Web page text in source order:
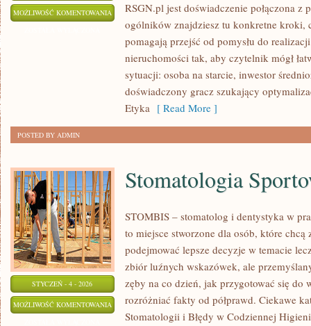
MOŻLIWOŚĆ KOMENTOWANIA NEGOCJACJE
CENOWE
RSGN.pl jest doświadczenie połączona z
ogólników znajdziesz tu konkretne kroki,
pomagają przejść od pomysłu do
nieruchomości tak, aby czytelnik mógł
sytuacji: osoba na starcie, inwestor
doświadczony gracz szukający
Etyka [ Read More ]
POSTED BY ADMIN
STYCZEŃ - 4 - 2026
MOŻLIWOŚĆ KOMENTOWANIA STOMATOLOGIA
SPORTOWA
Stomatologia
STOMBIS – stomatolog i dentystyka w
to miejsce stworzone dla osób, które
podejmować lepsze decyzje w temacie
zbiór luźnych wskazówek, ale
zęby na co dzień, jak przygotować się do
rozróżniać fakty od półprawd. Ciekawe
Stomatologii i Błędy w Codziennej